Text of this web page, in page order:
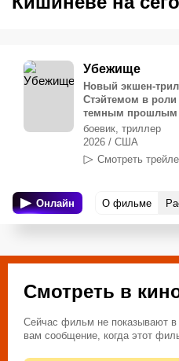
Убежище
Новый экшен-
Стэйтемом в роли
темным прошлым
боевик, триллер
2026 / США
Смотреть
Онлайн О фильме
Смотреть в
Сейчас фильм не показывают
вам сообщение, когда этот